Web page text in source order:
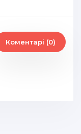
Коментарі (0)